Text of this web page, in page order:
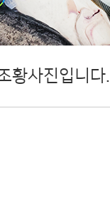
황사진입니다.